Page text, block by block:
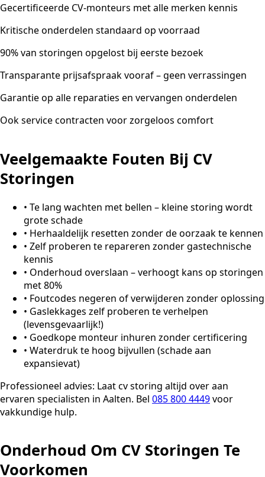
Gecertificeerde CV-monteurs met alle merken kennis
Kritische onderdelen standaard op voorraad
90% van storingen opgelost bij eerste bezoek
Transparante prijsafspraak vooraf – geen verrassingen
Garantie op alle reparaties en vervangen onderdelen
Ook service contracten voor zorgeloos comfort
Veelgemaakte Fouten Bij CV
Storingen
• Te lang wachten met bellen – kleine storing wordt
grote schade
• Herhaaldelijk resetten zonder de oorzaak te kennen
• Zelf proberen te repareren zonder gastechnische
kennis
• Onderhoud overslaan – verhoogt kans op storingen
met 80%
• Foutcodes negeren of verwijderen zonder oplossing
• Gaslekkages zelf proberen te verhelpen
(levensgevaarlijk!)
• Goedkope monteur inhuren zonder certificering
• Waterdruk te hoog bijvullen (schade aan
expansievat)
Professioneel advies: Laat cv storing altijd over aan
ervaren specialisten in Aalten. Bel 085 800 4449voor
vakkundige hulp.
Onderhoud Om CV Storingen Te
Voorkomen